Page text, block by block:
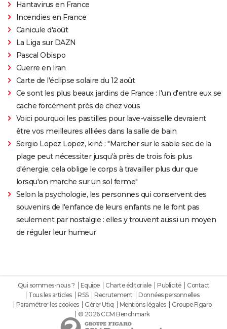
Hantavirus en France
Incendies en France
Canicule d'août
La Liga sur DAZN
Pascal Obispo
Guerre en Iran
Carte de l'éclipse solaire du 12 août
Ce sont les plus beaux jardins de France : l'un d'entre eux se
cache forcément près de chez vous
Voici pourquoi les pastilles pour lave-vaisselle devraient
être vos meilleures alliées dans la salle de bain
Sergio Lopez Lopez, kiné : "Marcher sur le sable sec de la
plage peut nécessiter jusqu'à près de trois fois plus
d'énergie, cela oblige le corps à travailler plus dur que
lorsqu'on marche sur un sol ferme"
Selon la psychologie, les personnes qui conservent des
souvenirs de l'enfance de leurs enfants ne le font pas
seulement par nostalgie : elles y trouvent aussi un moyen
de réguler leur humeur
Qui sommes-nous ? Equipe Charte éditoriale Publicité
Contact
Tous les articles
RSS Recrutement
Données personnelles
Paramétrer les cookies
Gérer Utiq Mentions légales
Groupe Figaro
© 2026 CCM Benchmark